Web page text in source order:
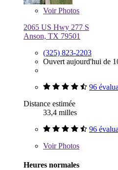
VoirPhotos
2065 US Hwy 277 S
Anson, TX 79501
(325) 823-2203
Ouvert aujourd'hui de
96
Distance estimée
33,4 milles
96
VoirPhotos
Heures normales